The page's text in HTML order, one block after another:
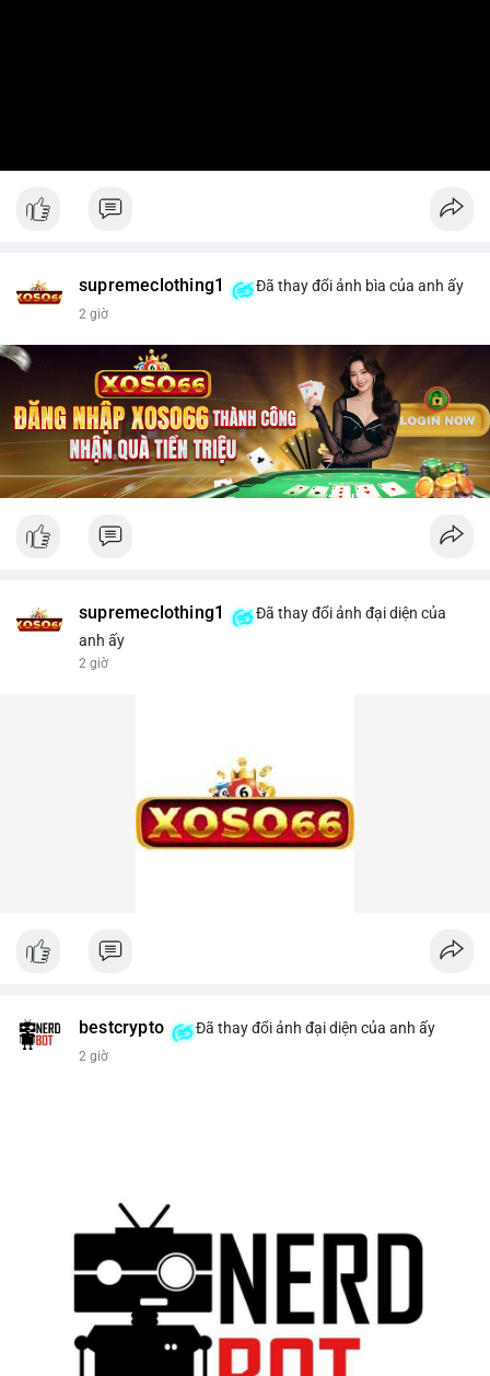
supremeclothing1 Đã thay đổi ảnh bìa của anh ấy
2 giờ
supremeclothing1
Đã thay đổi ảnh đại diện của
anh ấy
2 giờ
bestcrypto Đã thay đổi ảnh đại diện của anh ấy
2 giờ